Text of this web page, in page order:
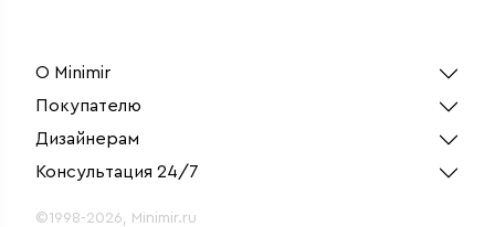
О Minimir
Покупателю
Дизайнерам
Консультация 24/7
©1998-2026, Minimir.ru